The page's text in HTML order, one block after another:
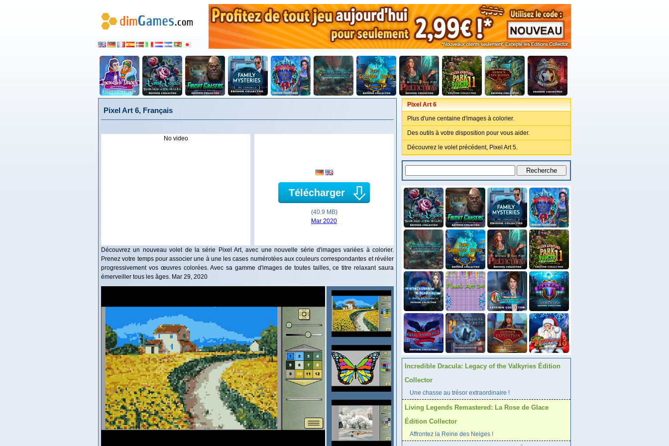
Pixel Art 6, Français
No video
Télécharger
(40.9 MB)
Mar 2020
Découvrez un nouveau volet de la série Pixel Art, avec une nouvelle série d'images variées à colorier.
Prenez votre temps pour associer une à une les cases numérotées aux couleurs correspondantes et révéler
progressivement vos œuvres colorées. Avec sa gamme d'images de toutes tailles, ce titre relaxant saura
émerveiller tous les âges. Mar 29, 2020
Pixel Art 6
Plus d'une centaine d'images à colorier.
Des outils à votre disposition pour vous aider.
Découvrez le volet précédent, Pixel Art 5.
Incredible Dracula: Legacy of the Valkyries Édition
Collector
Une chasse au trésor extraordinaire !
Living Legends Remastered: La Rose de Glace
Édition Collector
Affrontez la Reine des Neiges !